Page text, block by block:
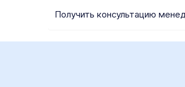
Получить консультацию